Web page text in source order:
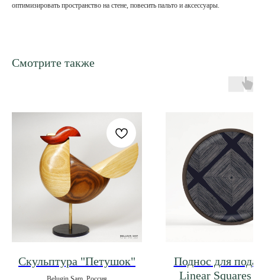
оптимизировать пространство на стене, повесить пальто и аксессуары.
Смотрите также
Скульптура "Петушок"
Поднос для
Linear Squares